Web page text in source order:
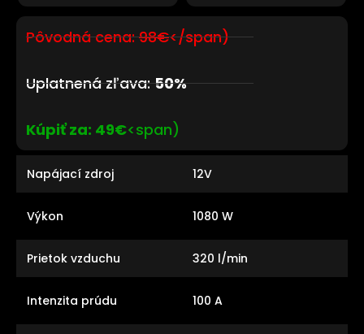
Pôvodná cena:98€</span)
Uplatnená zľava:50%
Kúpiť za: 49€<span)
Napájací zdroj 12V
Výkon 1080 W
Prietok vzduchu 320 l/min
Intenzita prúdu 100 A